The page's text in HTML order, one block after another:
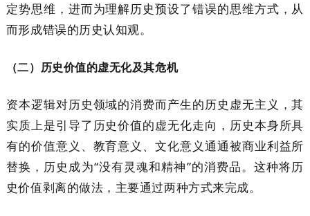
定势思维，进而为理解历史预设了错误的思维方式，从
而形成错误的历史认知观。
（二）历史价值的虚无化及其危机
资本逻辑对历史领域的消费而产生的历史虚无主义，其
实质上是引导了历史价值的虚无化走向，历史本身所具
有的价值意义、教育意义、文化意义通通被商业利益所
替换，历史成为“没有灵魂和精神”的消费品。这种将历
史价值剥离的做法，主要通过两种方式来完成。